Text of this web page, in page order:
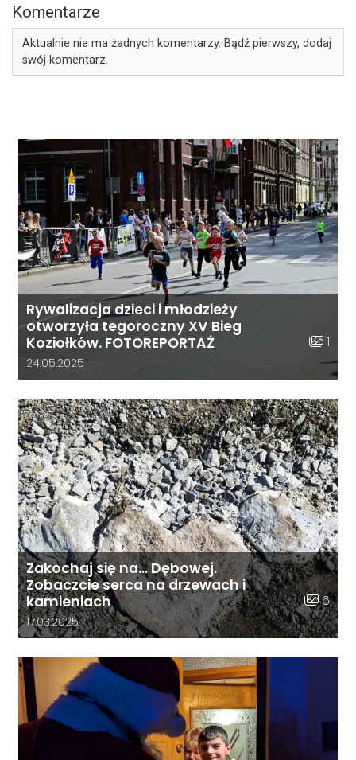
Komentarze
Aktualnie nie ma żadnych komentarzy. Bądź pierwszy, dodaj
swój komentarz.
Rywalizacja dzieci i młodzieży
otworzyła tegoroczny XV Bieg
Koziołków. FOTOREPORTAŻ
Liczba
1
Data dodania galerii:
24.05.2025
Zakochaj się na… Dębowej.
Zobaczcie serca na drzewach i
kamieniach
Liczba
6
Data dodania galerii:
17.03.2025